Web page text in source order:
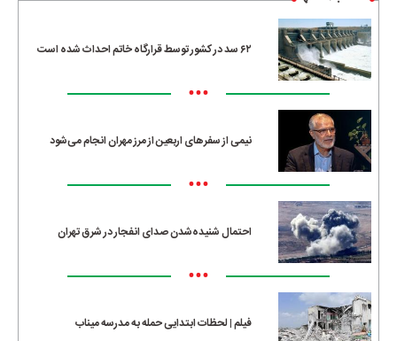
۶۲ سد در کشور توسط قرارگاه خاتم احداث شده است
•••
نیمی از سفرهای اربعین از مرز مهران انجام می‌شود
•••
احتمال شنیده‌شدن صدای انفجار در شرق تهران
•••
فیلم | لحظات ابتدایی حمله به مدرسه میناب